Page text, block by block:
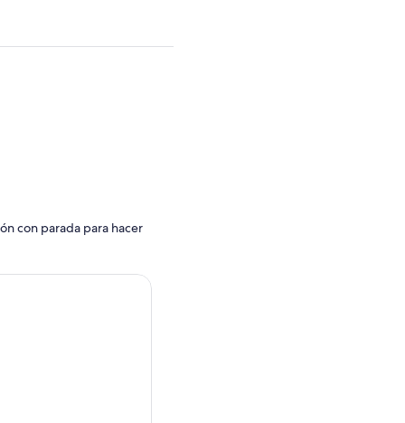
con parada para hacer